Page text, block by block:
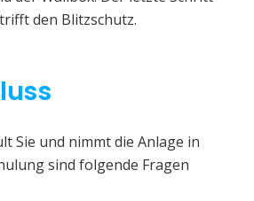
den Blitzschutz.
Sie und nimmt die Anlage in
sind folgende Fragen